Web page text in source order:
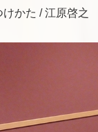
かた / 江原啓之